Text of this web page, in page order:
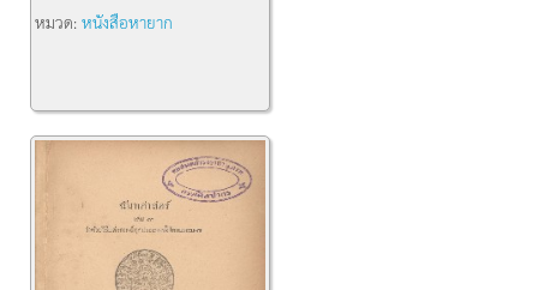
หมวด:หนังสือหายาก